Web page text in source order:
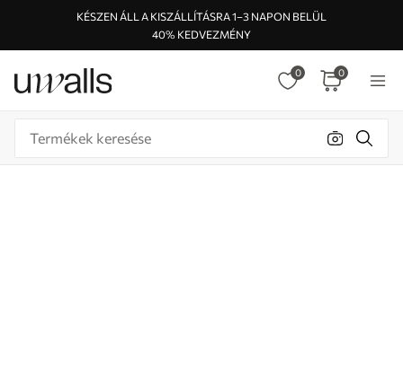
KÉSZEN ÁLL A KISZÁLLÍTÁSRA 1–3 NAPON BELÜL
40% KEDVEZMÉNY
0 0